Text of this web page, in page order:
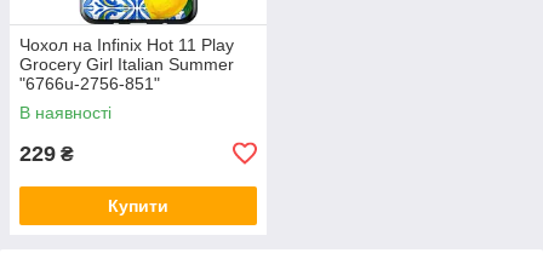
Чохол на Infinix Hot 11 Play
Grocery Girl Italian Summer
"6766u-2756-851"
В наявності
229 ₴
Купити